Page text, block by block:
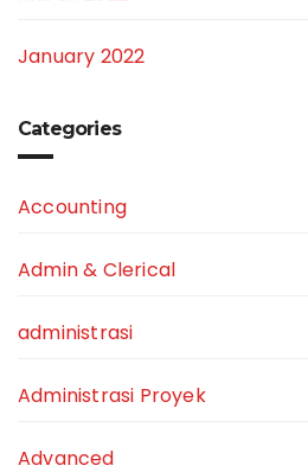
January 2022
Categories
Accounting
Admin & Clerical
administrasi
Administrasi Proyek
Advanced